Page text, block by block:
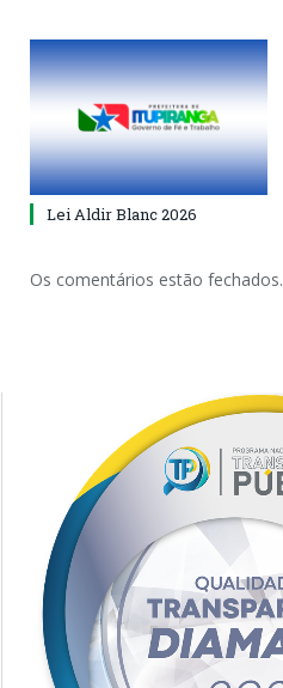
Lei Aldir Blanc 2026
Os comentários estão fechados.